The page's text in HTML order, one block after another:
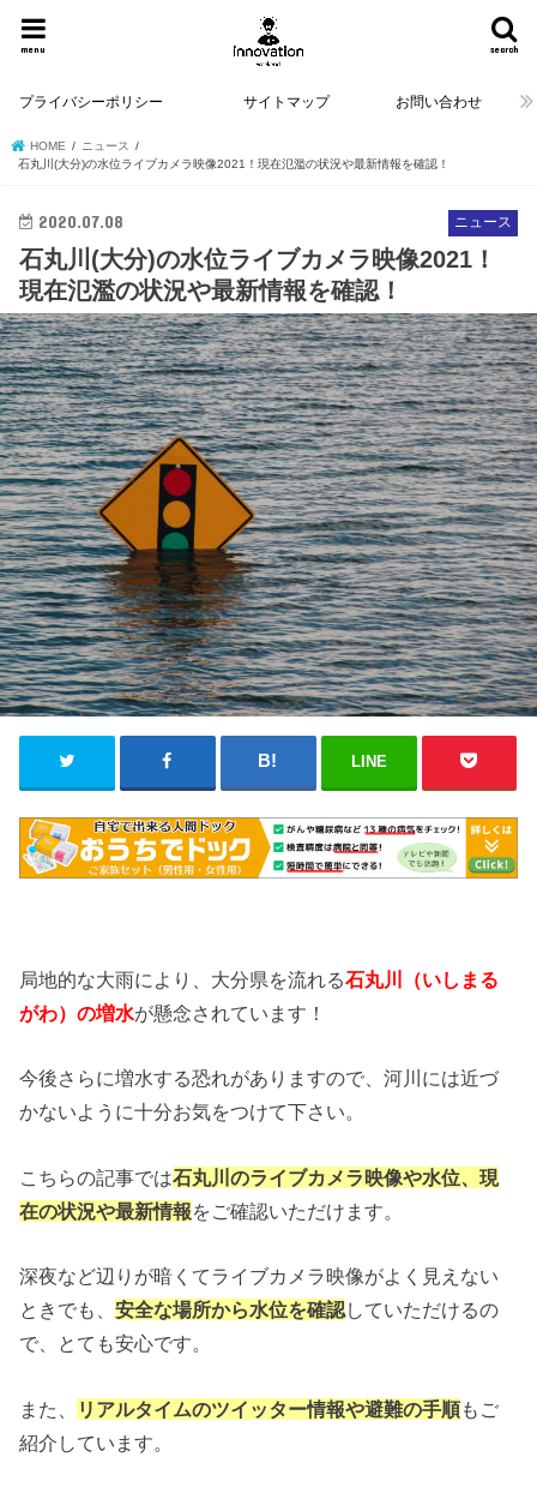
search
menu
プライバシーポリシー サイトマップ お問い合わせ
HOME
ニュース
石丸川(大分)の水位ライブカメラ映像2021！現在氾濫の状況や最新情報を確認！
ニュース
2020.07.08
石丸川(大分)の水位ライブカメラ映像2021！
現在氾濫の状況や最新情報を確認！
LINE
局地的な大雨により、大分県を流れる石丸川
（いしまる
がわ）の増水が懸念されています！
今後さらに増水する恐れがありますので、河川には近づ
かないように十分お気をつけて下さい。
こちらの記事では石丸川のライブカメラ映像や水位、現
在の状況や最新情報をご確認いただけます。
深夜など辺りが暗くてライブカメラ映像がよく見えない
ときでも、安全な場所から水位を確認していただけるの
で、とても安心です。
また、 リアルタイムのツイッター情報や避難の手順もご
紹介しています。